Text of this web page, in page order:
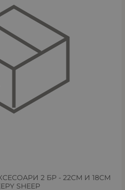
2 БР - 22СМ И 18СМ
SHEEP